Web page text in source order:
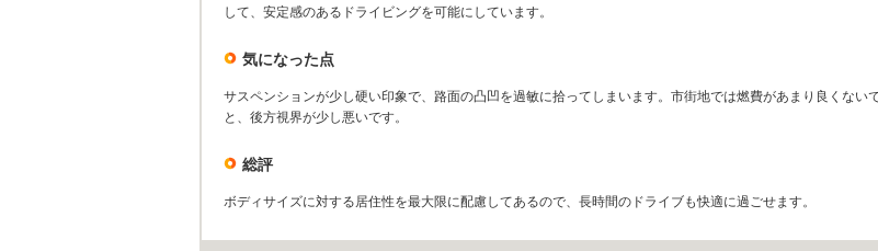
して、安定感のあるドライビングを可能にしています。
気になった点
サスペンションが少し硬い印象で、路面の凸凹を過敏に拾ってしまいます。市街地では燃費があまり良くない
と、後方視界が少し悪いです。
総評
ボディサイズに対する居住性を最大限に配慮してあるので、長時間のドライブも快適に過ごせます。